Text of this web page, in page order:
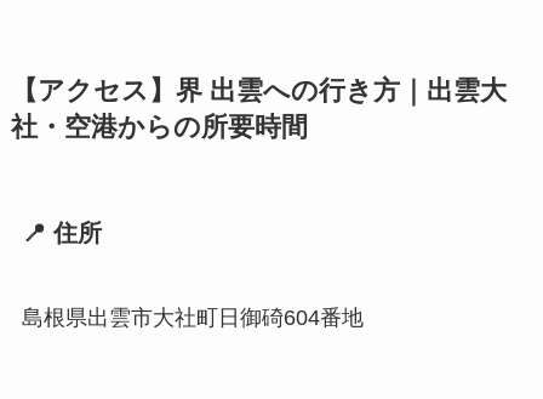
【アクセス】界 出雲への行き方｜出雲大
社・空港からの所要時間
📍 住所
島根県出雲市大社町日御碕604番地